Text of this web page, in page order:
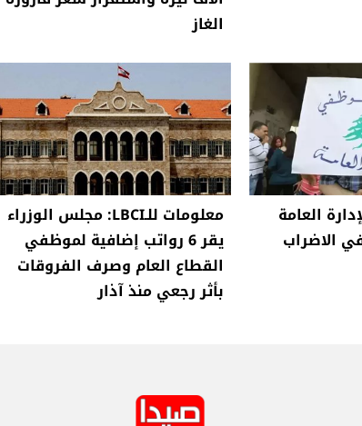
الغاز
العامة
الاضراب
معلومات للـLBCI: مجلس الوزراء
يقر 6 رواتب إضافية لموظفي
القطاع العام وصرف الفروقات
بأثر رجعي منذ آذار